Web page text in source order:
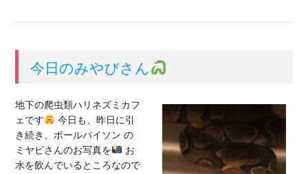
今日のみやびさん
地下の爬虫類ハリネズミカフ
ェです
今日も、昨日に引
き続き、ボールパイソン の
ミヤビさんのお写真を
お
水を飲んでいるところなので